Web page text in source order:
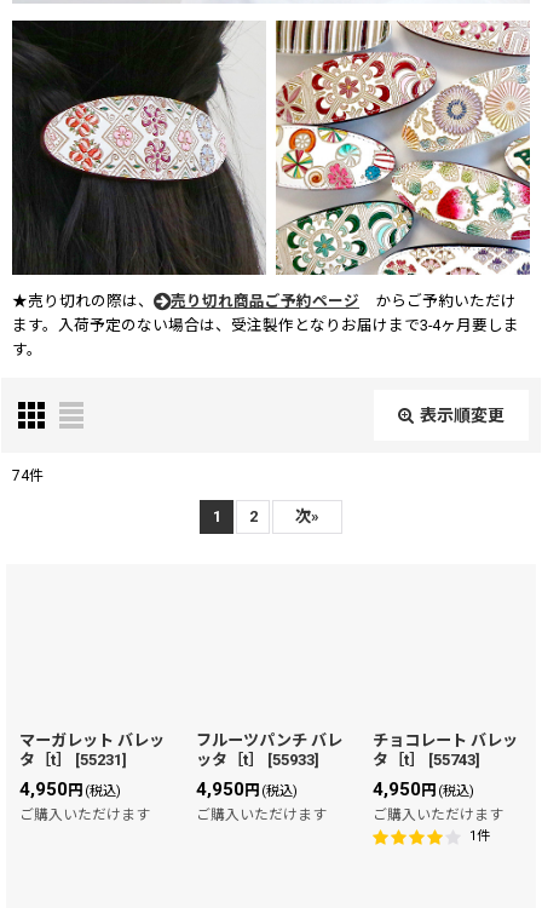
★売り切れの際は、 売り切れ商品ご予約ページ からご予約いただけ
ます。入荷予定のない場合は、受注製作となりお届けまで3-4ヶ月要しま
す。
表示順変更
74件
1 2 次»
マーガレット バレッ
タ［t］
[55231]
4,950円 (税込)
ご購入いただけます
フルーツパンチ バレ
ッタ［t］
[55933]
4,950円 (税込)
ご購入いただけます
チョコレート バレッ
タ［t］
[55743]
4,950円 (税込)
ご購入いただけます
1件